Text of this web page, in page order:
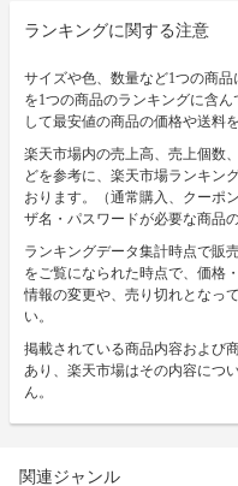
ランキングに関する注意
サイズや色、数量など1つの商
を1つの商品のランキングに含
して最安値の商品の価格や送料
楽天市場内の売上高、売上個数
どを参考に、楽天市場ランキン
おります。（通常購入、クーポ
ザ名・パスワードが必要な商品
ランキングデータ集計時点で販
をご覧になられた時点で、価格
情報の変更や、売り切れとなっ
い。
掲載されている商品内容および
あり、楽天市場はその内容につ
ん。
関連ジャンル